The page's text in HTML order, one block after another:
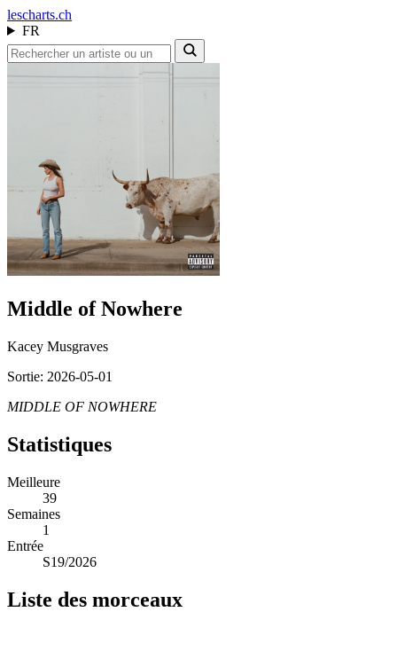
lescharts.ch
FR
Middle of Nowhere
Kacey Musgraves
Sortie: 2026-05-01
MIDDLE OF NOWHERE
Statistiques
Meilleure
39
Semaines
1
Entrée
S19/2026
Liste des morceaux